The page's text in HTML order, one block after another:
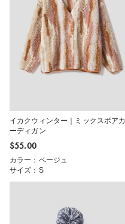
イカクウィンター｜ミックスボアカ
ーディガン
$‌55.00
カラー：ベージュ
サイズ：S